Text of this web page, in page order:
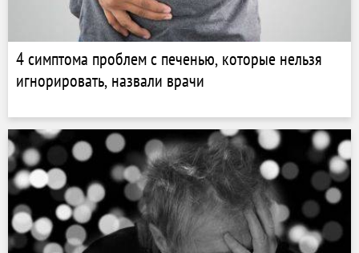
4 симптома проблем с печенью, которые нельзя
игнорировать, назвали врачи